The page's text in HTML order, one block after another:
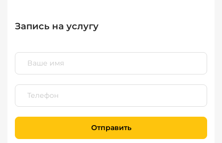
Запись на услугу
Отправить